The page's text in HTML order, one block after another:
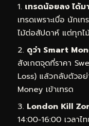
เทรดน้อยลง ได้ม
เทรดเพราะเบื่อ นัก
ไม้ต่อสัปดาห์ แต่ทุก
ดูว่า Smart
สังเกตจุดที่ราคา
Loss) แล้วกลับตัวอ
Money เข้าเทรด
London Kill
14:00-16:00 เวลา